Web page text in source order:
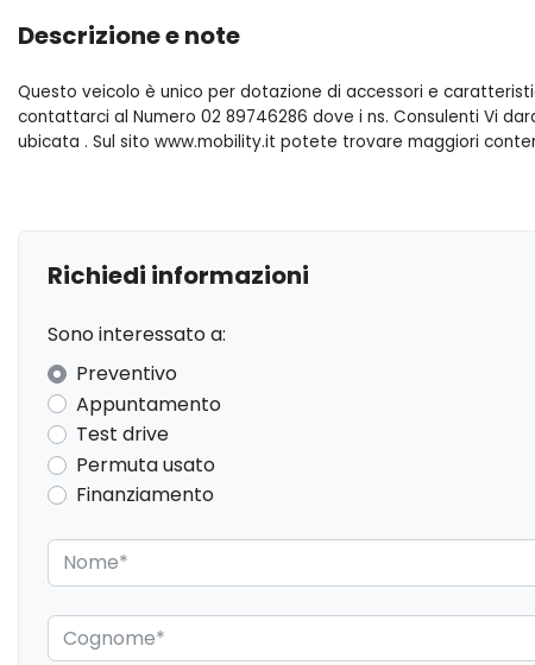
Descrizione e note
Questo veicolo è unico per dotazione di accessori e
contattarci al Numero 02 89746286 dove i ns. Consulenti Vi
ubicata . Sul sito www.mobility.it potete trovare maggiori
Richiedi informazioni
Sono interessato a:
Preventivo
Appuntamento
Test drive
Permuta usato
Finanziamento